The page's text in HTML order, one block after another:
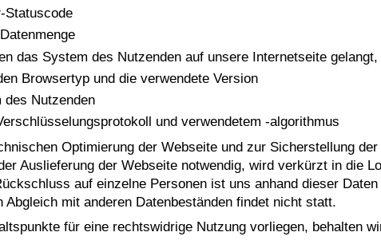
Statuscode
das System des Nutzenden auf unsere Internetseite
Browsertyp und die verwendete Version
des Nutzenden
und verwendetem -algorithmus
Optimierung der Webseite und zur Sicherstellung
Auslieferung der Webseite notwendig, wird verkürzt in die
auf einzelne Personen ist uns anhand dieser
Abgleich mit anderen Datenbeständen findet nicht statt.
für eine rechtswidrige Nutzung vorliegen, behalten